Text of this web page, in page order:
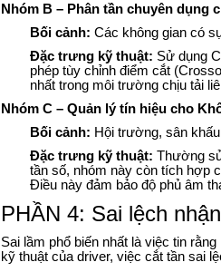
Nhóm B – Phân tần chuyên dụng
Bối cảnh: Các không gian có
Đặc trưng kỹ thuật: Sử dụng
phép tùy chỉnh điểm cắt
nhất trong môi trường chịu tải
Nhóm C – Quản lý tín hiệu cho
Bối cảnh: Hội trường, sân
Đặc trưng kỹ thuật: Thường
tần số, nhóm này còn tích hợp
Điều này đảm bảo độ phủ âm
PHẦN 4: Sai lệch
Sai lầm phổ biến nhất là việc tin
kỹ thuật của driver, việc cắt tần sai